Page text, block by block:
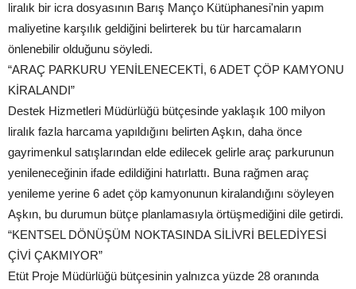
liralık bir icra dosyasının Barış Manço Kütüphanesi'nin yapım
maliyetine karşılık geldiğini belirterek bu tür harcamaların
önlenebilir olduğunu söyledi.
“ARAÇ PARKURU YENİLENECEKTİ, 6 ADET ÇÖP KAMYONU
KİRALANDI”
Destek Hizmetleri Müdürlüğü bütçesinde yaklaşık 100 milyon
liralık fazla harcama yapıldığını belirten Aşkın, daha önce
gayrimenkul satışlarından elde edilecek gelirle araç parkurunun
yenileneceğinin ifade edildiğini hatırlattı. Buna rağmen araç
yenileme yerine 6 adet çöp kamyonunun kiralandığını söyleyen
Aşkın, bu durumun bütçe planlamasıyla örtüşmediğini dile getirdi.
“KENTSEL DÖNÜŞÜM NOKTASINDA SİLİVRİ BELEDİYESİ
ÇİVİ ÇAKMIYOR”
Etüt Proje Müdürlüğü bütçesinin yalnızca yüzde 28 oranında